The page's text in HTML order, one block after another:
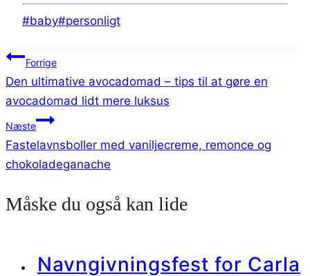
Indlæg-
#baby#personligt
Indlægsnavigation
Forrige
Den ultimative avocadomad – tips til at gøre en
avocadomad lidt mere luksus
Næste
Fastelavnsboller med vaniljecreme, remonce og
chokoladeganache
Måske du også kan lide
Navngivningsfest for Carla